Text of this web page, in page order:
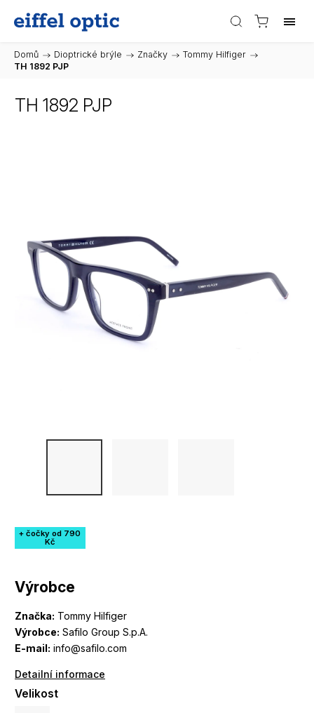
Domů / Dioptrické brýle / Značky / Tommy Hilfiger /
TH 1892 PJP
TH 1892 PJP
Výrobce
Značka: Tommy Hilfiger
Výrobce: Safilo Group S.p.A.
E-mail: info@safilo.com
Detailní informace
+ čočky od 790
Kč
Velikost